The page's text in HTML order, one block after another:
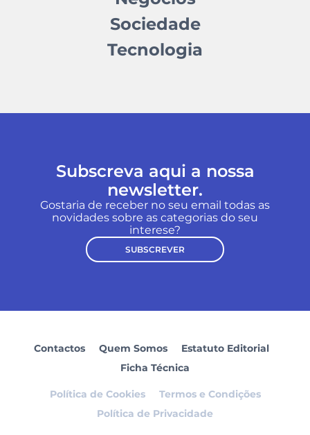
Sociedade
Tecnologia
Subscreva aqui a nossa
newsletter.
Gostaria de receber no seu email todas as
novidades sobre as categorias do seu
interese?
SUBSCREVER
Contactos Quem Somos
Estatuto Editorial
Ficha Técnica
Política de Cookies
Termos e Condições
Política de Privacidade